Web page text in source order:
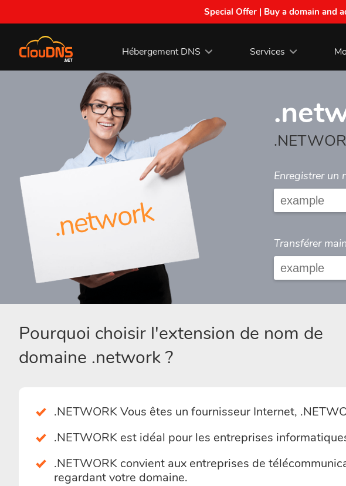
Special Offer | Buy a domain and
Hébergement DNS Services
.network
Enregistrer un
Transférer
Pourquoi choisir l'extension de nom de
domaine .network ?
.NETWORK Vous êtes un fournisseur Internet,
.NETWORK est idéal pour les entreprises
.NETWORK convient aux entreprises de
regardant votre domaine.